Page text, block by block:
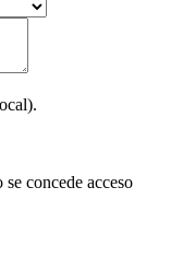
concede acceso